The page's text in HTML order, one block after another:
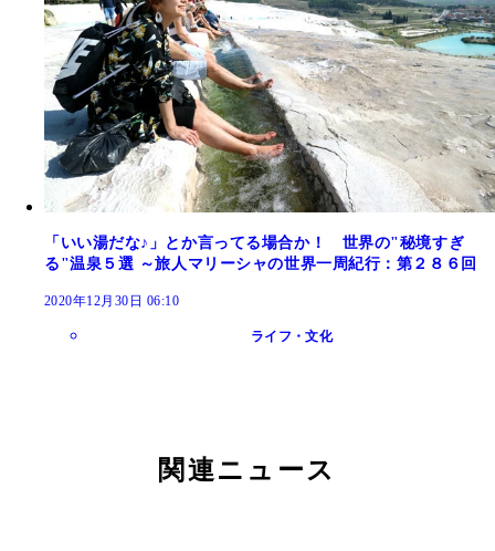
「いい湯だな♪」とか言ってる場合か！ 世界の"秘境すぎ
る"温泉５選 ～旅人マリーシャの世界一周紀行：第２８６回
2020年12月30日 06:10
ライフ・文化
関連ニュース